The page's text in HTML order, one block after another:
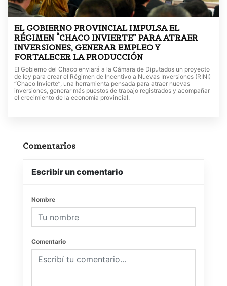
EL GOBIERNO PROVINCIAL IMPULSA EL
RÉGIMEN “CHACO INVIERTE” PARA ATRAER
INVERSIONES, GENERAR EMPLEO Y
FORTALECER LA PRODUCCIÓN
El Gobierno del Chaco enviará a la Cámara de Diputados un proyecto
de ley para crear el Régimen de Incentivo a Nuevas Inversiones (RINI)
“Chaco Invierte”, una herramienta pensada para atraer nuevas
inversiones, generar más puestos de trabajo registrados y acompañar
el crecimiento de la economía provincial.
Comentarios
Escribir un comentario
Nombre
Comentario